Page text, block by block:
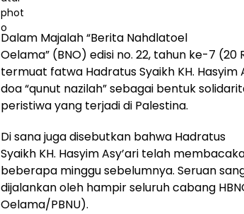
Dalam Majalah “Berita Nahdlatoel
Oelama” (BNO) edisi no. 22, tahun ke-7 (20
termuat fatwa Hadratus Syaikh KH.
doa “qunut nazilah” sebagai bentuk
peristiwa yang terjadi di Palestina.
Di sana juga disebutkan bahwa Hadratus
Syaikh KH. Hasyim Asy’ari telah
beberapa minggu sebelumnya. Seruan
dijalankan oleh hampir seluruh cabang
Oelama/PBNU).